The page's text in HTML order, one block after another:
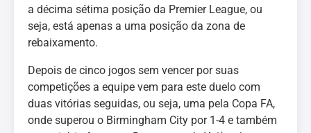
a décima sétima posição da Premier League, ou
seja, está apenas a uma posição da zona de
rebaixamento.
Depois de cinco jogos sem vencer por suas
competições a equipe vem para este duelo com
duas vitórias seguidas, ou seja, uma pela Copa FA,
onde superou o Birmingham City por 1-4 e também